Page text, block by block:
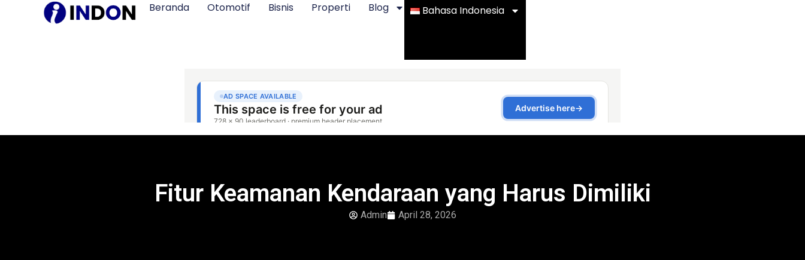
Beranda Otomotif Bisnis Properti Blog Bahasa Indonesia
Fitur Keamanan Kendaraan yang Harus Dimiliki
Admin April 28, 2026